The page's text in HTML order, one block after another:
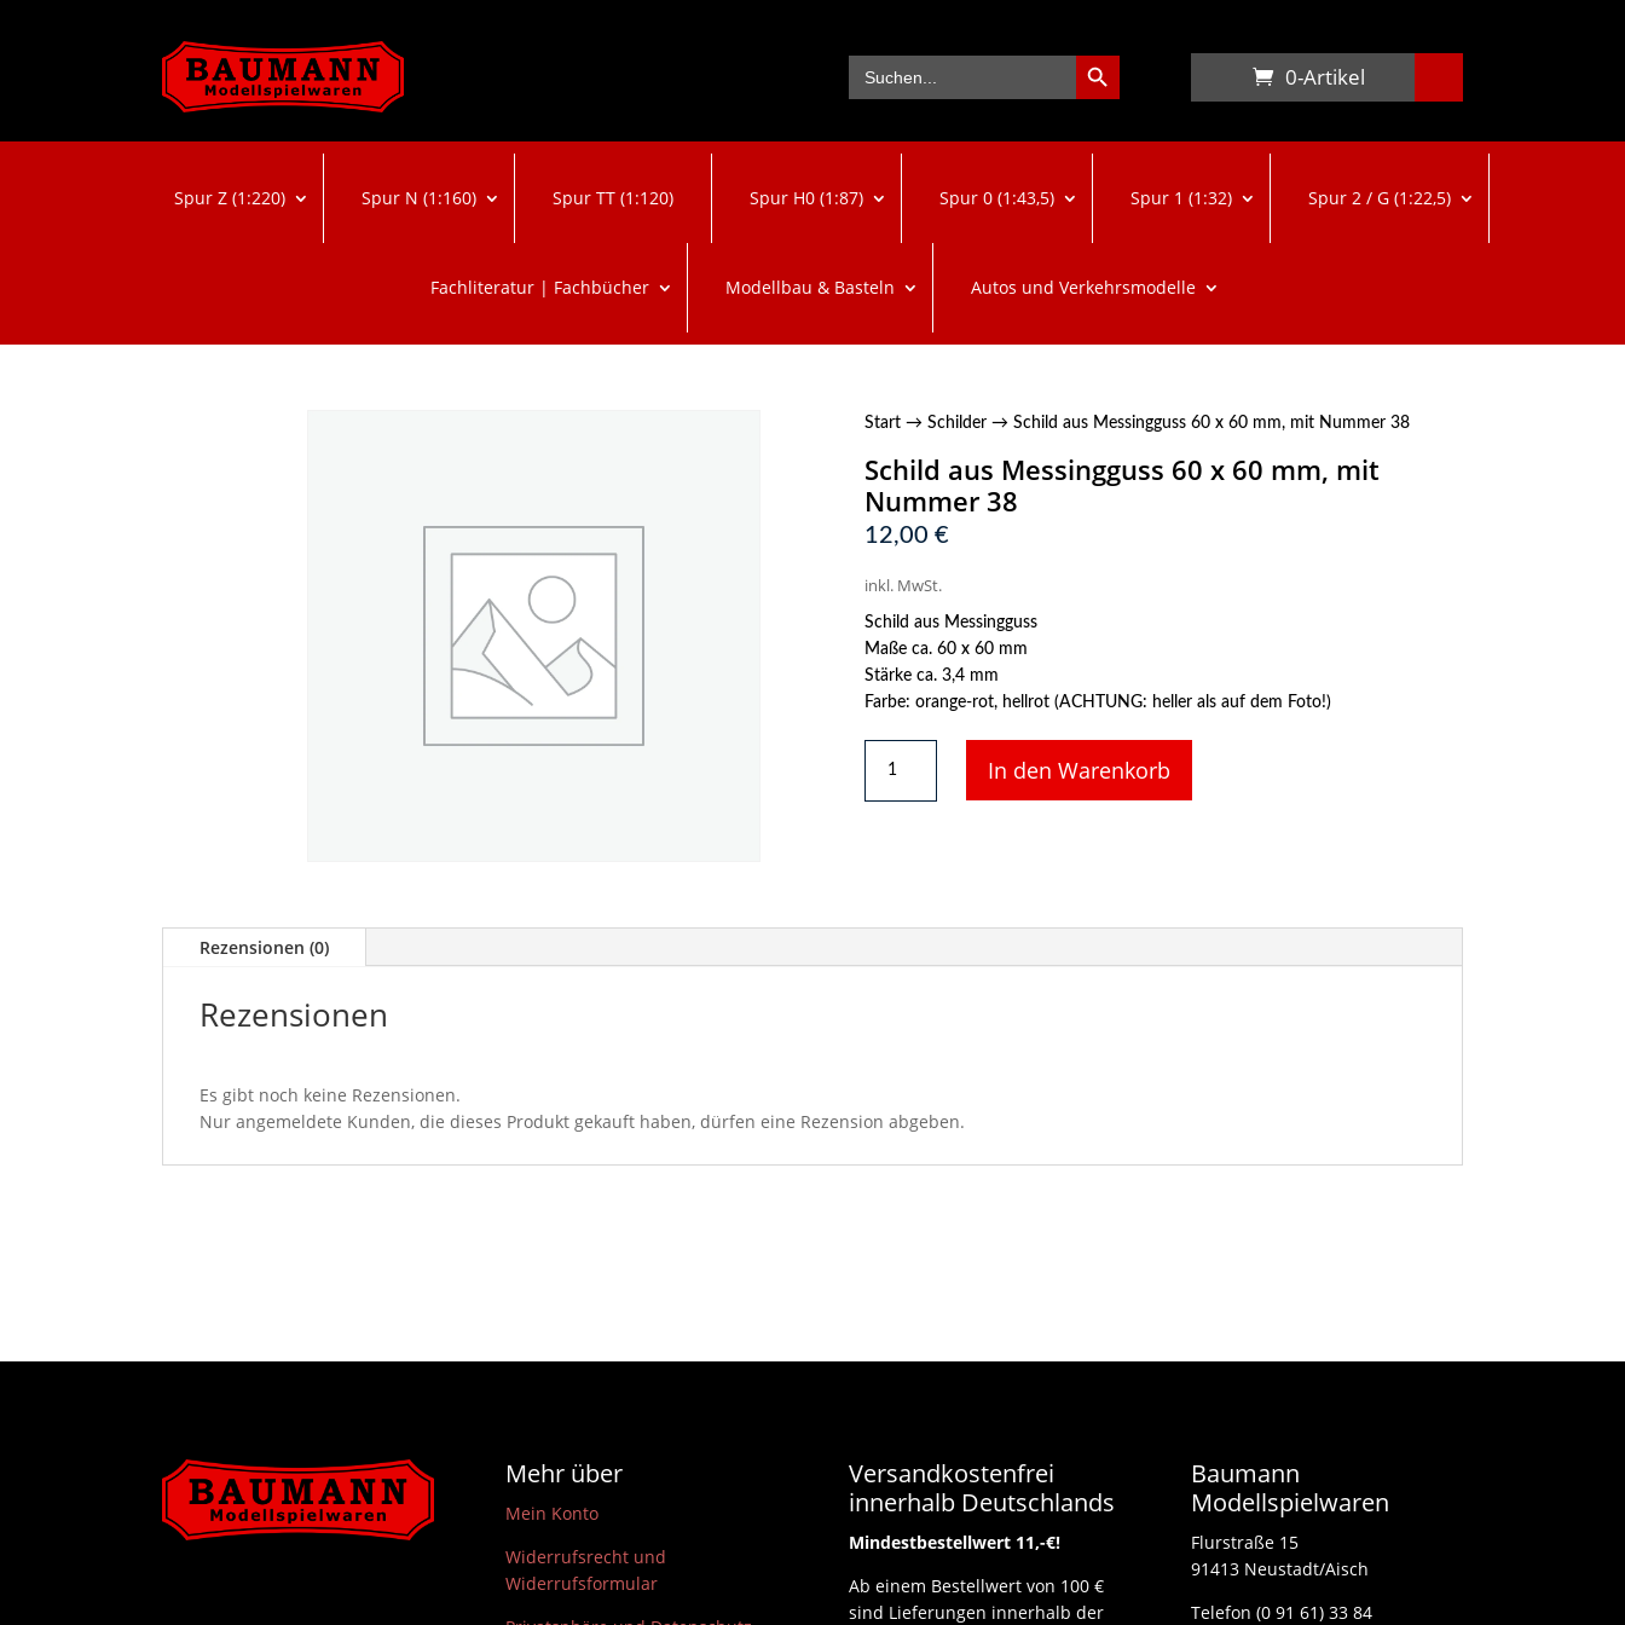
Search
for:
Search Button
0-Artikel
Spur Z (1:220) Spur N (1:160) Spur TT (1:120) Spur H0 (1:87) Spur 0 (1:43,5) Spur 1 (1:32) Spur 2 / G (1:22,5)
Fachliteratur | Fachbücher Modellbau & Basteln Autos und Verkehrsmodelle
Start→ Schilder→ Schild aus Messingguss 60 x 60 mm, mit Nummer 38
Schild aus Messingguss 60 x 60 mm, mit
Nummer 38
12,00 €
inkl. MwSt.
Schild aus Messingguss
Maße ca. 60 x 60 mm
Stärke ca. 3,4 mm
Farbe: orange-rot, hellrot (ACHTUNG: heller als auf dem Foto!)
aus
Messingguss
mit
Nummer
In den Warenkorb
Rezensionen (0)
Rezensionen
Es gibt noch keine Rezensionen.
Nur angemeldete Kunden, die dieses Produkt gekauft haben, dürfen eine Rezension abgeben.
Mehr über
Mein Konto
Widerrufsrecht und
Widerrufsformular
Versandkostenfrei
innerhalb Deutschlands
Mindestbestellwert 11,-€!
Ab einem Bestellwert von 100 €
sind Lieferungen innerhalb der
Baumann
Modellspielwaren
Flurstraße 15
91413 Neustadt/Aisch
Telefon (0 91 61) 33 84